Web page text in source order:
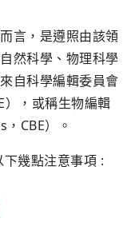
言，是遵照由該領
然科學、物理科學
自科學編輯委員會
，或稱生物編輯
CBE）。
幾點注意事項 :